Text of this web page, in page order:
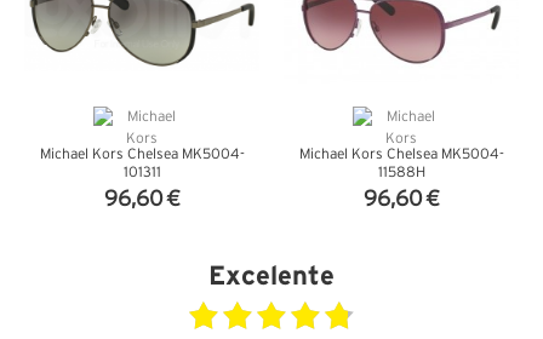
Michael Kors Chelsea MK5004-
101311
96,60 €
Michael Kors Chelsea MK5004-
11588H
96,60 €
Excelente